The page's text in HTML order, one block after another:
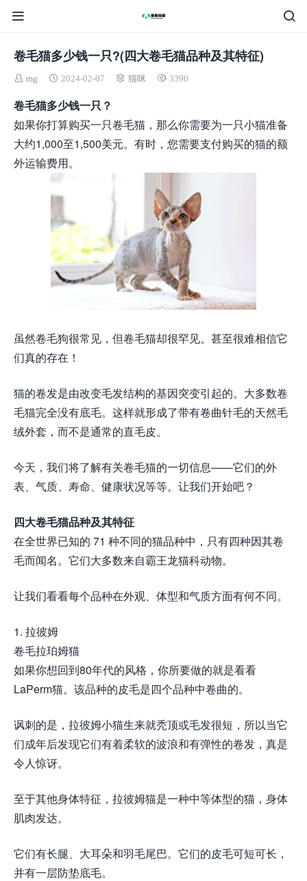
卷毛猫多少钱一只?(四大卷毛猫品种及其特征)
mg 2024-02-07 猫咪 3390
卷毛猫多少钱一只？
如果你打算购买一只卷毛猫，那么你需要为一只小猫准备
大约1,000至1,500美元。有时，您需要支付购买的猫的额
外运输费用。
虽然卷毛狗很常见，但卷毛猫却很罕见。甚至很难相信它
们真的存在！
猫的卷发是由改变毛发结构的基因突变引起的。大多数卷
毛猫完全没有底毛。这样就形成了带有卷曲针毛的天然毛
绒外套，而不是通常的直毛皮。
今天，我们将了解有关卷毛猫的一切信息——它们的外
表、气质、寿命、健康状况等等。让我们开始吧？
四大卷毛猫品种及其特征
在全世界已知的 71 种不同的猫品种中，只有四种因其卷
毛而闻名。它们大多数来自霸王龙猫科动物。
让我们看看每个品种在外观、体型和气质方面有何不同。
1. 拉彼姆
卷毛拉珀姆猫
如果你想回到80年代的风格，你所要做的就是看看
LaPerm猫。该品种的皮毛是四个品种中卷曲的。
讽刺的是，拉彼姆小猫生来就秃顶或毛发很短，所以当它
们成年后发现它们有着柔软的波浪和有弹性的卷发，真是
令人惊讶。
至于其他身体特征，拉彼姆猫是一种中等体型的猫，身体
肌肉发达。
它们有长腿、大耳朵和羽毛尾巴。它们的皮毛可短可长，
并有一层防垫底毛。